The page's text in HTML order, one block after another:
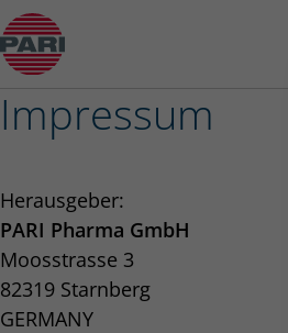
Impressum
Impressum
Herausgeber:
PARI Pharma GmbH
Moosstrasse 3
82319 Starnberg
GERMANY